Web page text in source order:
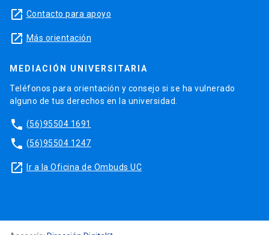
launch Contacto para apoyo
launch Más orientación
MEDIACIÓN UNIVERSITARIA
Teléfonos para orientación y consejo si se ha vulnerado
alguno de tus derechos en la universidad.
phone (56)95504 1691
phone (56)95504 1247
launch Ir a la Oficina de Ombuds UC